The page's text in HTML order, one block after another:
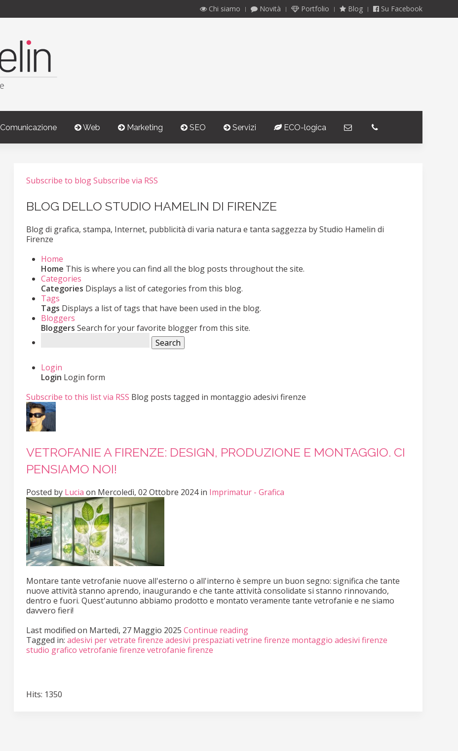
Chi siamo Novità Portfolio Blog Su Facebook
Comunicazione Web Marketing SEO Servizi ECO-logica
Subscribe to blogSubscribe via RSS
BLOG DELLO STUDIO HAMELIN DI FIRENZE
Blog di grafica, stampa, Internet, pubblicità di varia natura e tanta saggezza by Studio Hamelin di
Firenze
Home
Home This is where you can find all the blog posts throughout the site.
Categories
Categories Displays a list of categories from this blog.
Tags
Tags Displays a list of tags that have been used in the blog.
Bloggers
Bloggers Search for your favorite blogger from this site.
Search
Login
Login Login form
Subscribe to this list via RSS Blog posts tagged in montaggio adesivi firenze
VETROFANIE A FIRENZE: DESIGN, PRODUZIONE E MONTAGGIO. CI
PENSIAMO NOI!
Posted by Lucia on Mercoledì, 02 Ottobre 2024 in Imprimatur - Grafica
Montare tante vetrofanie nuove all'esterno o all'interno è sempre un buon segno: significa che tante
nuove attività stanno aprendo, inaugurando e che tante attività consolidate si stanno rinnovando,
dentro e fuori. Quest'autunno abbiamo prodotto e montato veramente tante vetrofanie e ne siamo
davvero fieri!
Last modified on Martedì, 27 Maggio 2025 Continue reading
Tagged in: adesivi per vetrate firenze adesivi prespaziati vetrine firenze montaggio adesivi firenze
studio grafico vetrofanie firenze vetrofanie firenze
Hits: 1350